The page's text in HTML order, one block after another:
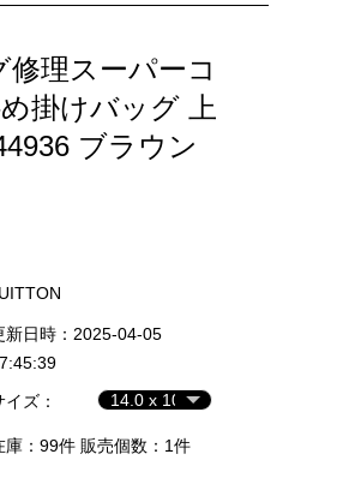
理スーパーコ
掛けバッグ 上
ブラウン
新日時：2025-04-05
イズ：
庫：99件 販売個数：1件